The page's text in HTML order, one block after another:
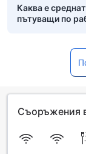
Каква е
пътуващи по
Съоръжения